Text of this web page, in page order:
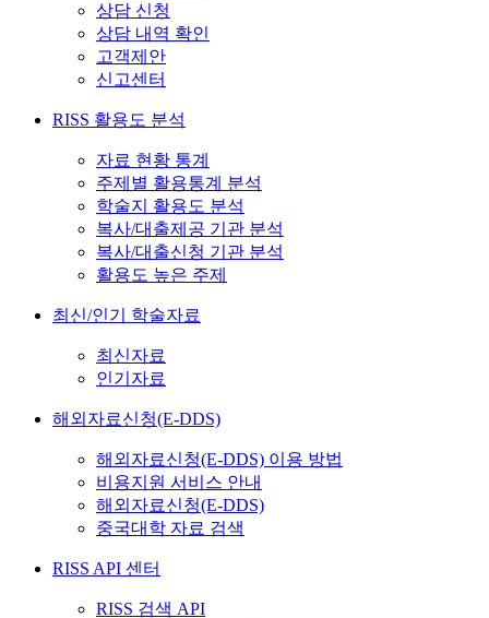
상담 신청
상담 내역 확인
고객제안
신고센터
RISS 활용도 분석
자료 현황 통계
주제별 활용통계 분석
학술지 활용도 분석
복사/대출제공 기관 분석
복사/대출신청 기관 분석
활용도 높은 주제
최신/인기 학술자료
최신자료
인기자료
해외자료신청(E-DDS)
해외자료신청(E-DDS) 이용 방법
비용지원 서비스 안내
해외자료신청(E-DDS)
중국대학 자료 검색
RISS API 센터
RISS 검색 API